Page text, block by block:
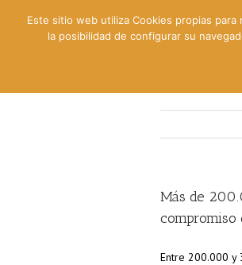
Más de
compromiso
Entre 200.000 y
Este sitio web utiliza Cookies propias
la posibilidad de configurar su